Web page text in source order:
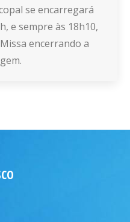
se encarregará
e sempre às 18h10,
encerrando a